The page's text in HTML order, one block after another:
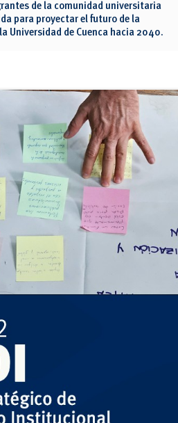
de la comunidad universitaria
para proyectar el futuro de la
Universidad de Cuenca hacia 2040.